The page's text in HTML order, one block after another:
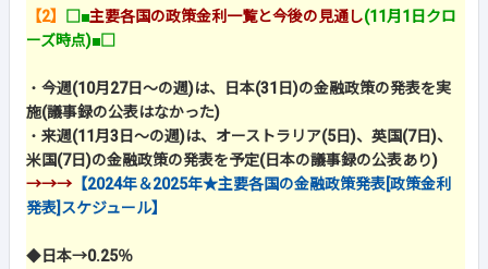
【2】 □■主要各国の政策金利一覧と今後の見通し(11月1日クロ
ーズ時点)■□
・ 今週(10月27日～の週)は、日本(31日)の金融政策の発表を実
施(議事録の公表はなかった)
・ 来週(11月3日～の週)は、オーストラリア(5日)、英国(7日)、
米国(7日)の金融政策の発表を予定(日本の議事録の公表あり)
→→→ 【2024年＆2025年★主要各国の金融政策発表[政策金利
発表]スケジュール】
◆ 日本→0.25％